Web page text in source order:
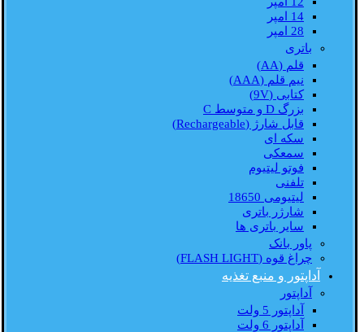
14 امپر
28 امپر
باتری
قلم (AA)
نیم قلم (AAA)
کتابی (9V)
بزرگ D و متوسط C
قابل شارژ (Rechargeable)
سکه ای
سمعکی
فوتو لیتیوم
تلفنی
لیتیومی 18650
شارژر باتری
سایر باتری ها
پاور بانک
چراغ قوه (FLASH LIGHT)
آداپتور و منبع تغذیه
آداپتور
آداپتور 5 ولت
آداپتور 6 ولت